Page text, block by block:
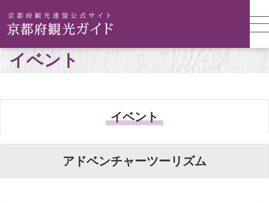
イベント
イベント
アドベンチャーツーリズム